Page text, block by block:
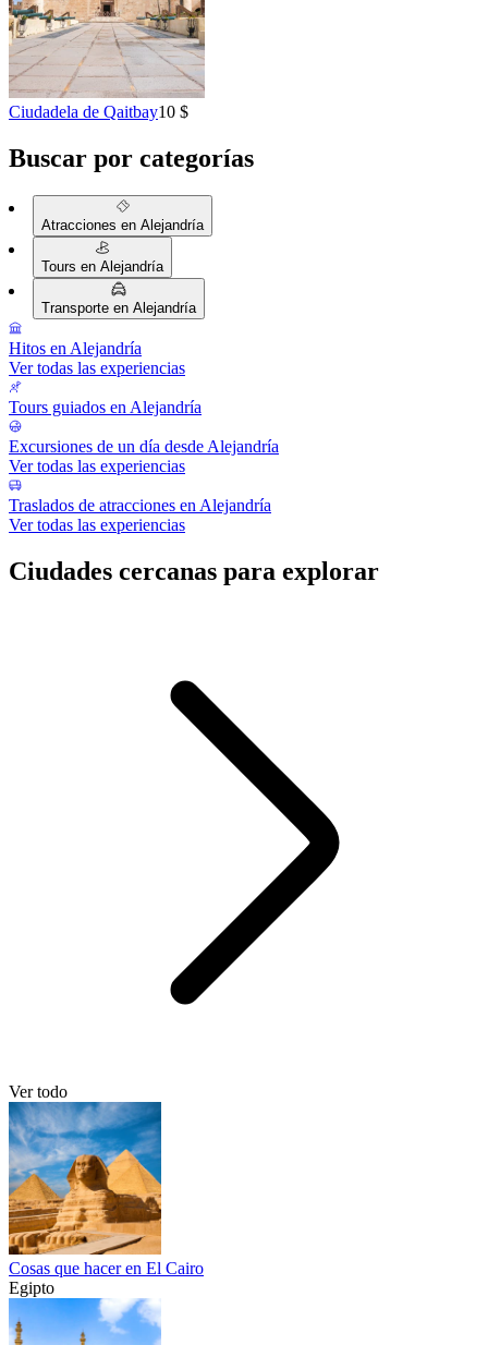
Ciudadela de Qaitbay10 $
Buscar por categorías
Atracciones en Alejandría
Tours en Alejandría
Transporte en Alejandría
Hitos en Alejandría
Ver todas las experiencias
Tours guiados en Alejandría
Excursiones de un día desde Alejandría
Ver todas las experiencias
Traslados de atracciones en Alejandría
Ver todas las experiencias
Ciudades cercanas para explorar
Ver todo
Cosas que hacer en El Cairo
Egipto